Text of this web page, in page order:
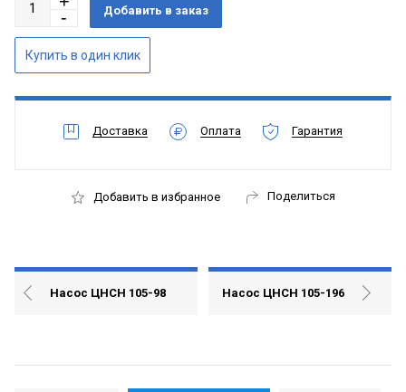
Доставка Оплата Гарантия
Добавить в избранное Поделиться
Насос ЦНСН 105-98 Насос ЦНСН 105-196